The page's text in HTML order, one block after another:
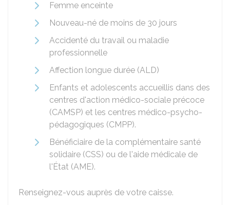
Femme enceinte
Nouveau-né de moins de 30 jours
Accidenté du travail ou maladie
professionnelle
Affection longue durée (ALD)
Enfants et adolescents accueillis dans des
centres d'action médico-sociale précoce
(CAMSP) et les centres médico-psycho-
pédagogiques (CMPP).
Bénéficiaire de la complémentaire santé
solidaire (CSS) ou de l'aide médicale de
l'État (AME).
Renseignez-vous auprès de votre caisse.